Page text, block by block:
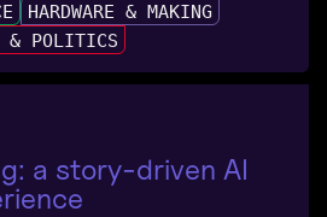
HARDWARE & MAKING
& POLITICS
a story-driven AI